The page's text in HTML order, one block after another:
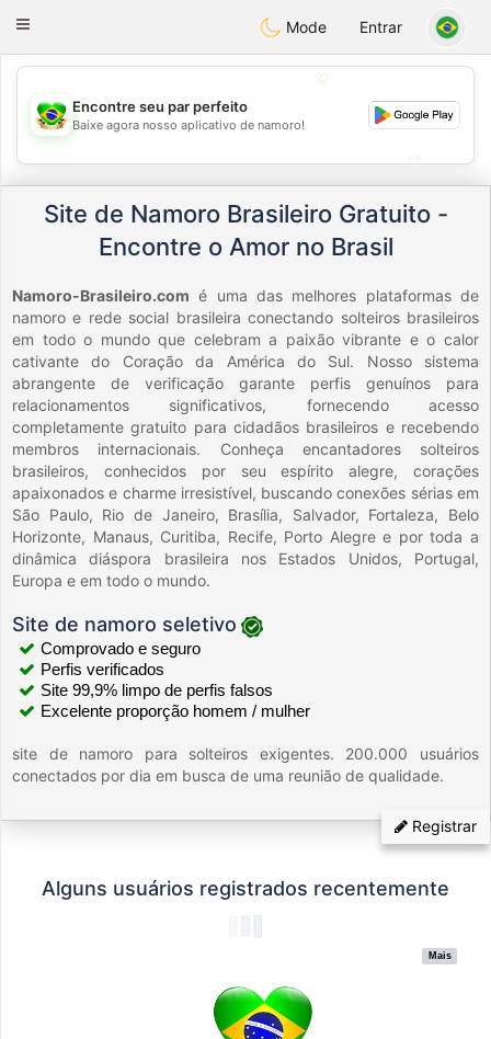
Conversar
Toggle
Mode Entrar
💖
💕
Encontre seu par perfeito
Baixe agora nosso aplicativo de namoro!
Site de Namoro Brasileiro Gratuito -
Encontre o Amor no Brasil
Namoro-Brasileiro.com é uma das melhores plataformas de
namoro e rede social brasileira conectando solteiros brasileiros
em todo o mundo que celebram a paixão vibrante e o calor
cativante do Coração da América do Sul. Nosso sistema
abrangente de verificação garante perfis genuínos para
relacionamentos significativos, fornecendo acesso
completamente gratuito para cidadãos brasileiros e recebendo
membros internacionais. Conheça encantadores solteiros
brasileiros, conhecidos por seu espírito alegre, corações
apaixonados e charme irresistível, buscando conexões sérias em
São Paulo, Rio de Janeiro, Brasília, Salvador, Fortaleza, Belo
Horizonte, Manaus, Curitiba, Recife, Porto Alegre e por toda a
dinâmica diáspora brasileira nos Estados Unidos, Portugal,
Europa e em todo o mundo.
Site de namoro seletivo
Comprovado e seguro
Perfis verificados
Site 99,9% limpo de perfis falsos
Excelente proporção homem / mulher
site de namoro para solteiros exigentes. 200.000 usuários
conectados por dia em busca de uma reunião de qualidade.
Registrar
Alguns usuários registrados recentemente
Mais